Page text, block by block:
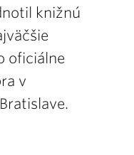
knižnú
oficiálne
v